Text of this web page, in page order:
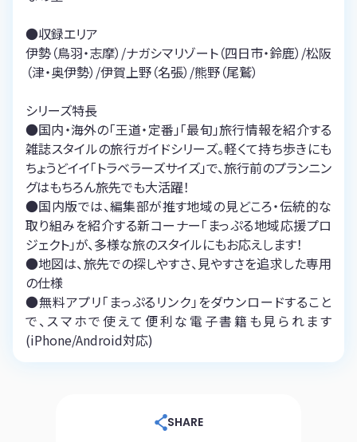
●収録エリア
伊勢（鳥羽・志摩）/ナガシマリゾート（四日市・鈴鹿）/松阪
（津・奥伊勢）/伊賀上野（名張）/熊野（尾鷲）
シリーズ特長
●国内・海外の「王道・定番」「最旬」旅行情報を紹介する
雑誌スタイルの旅行ガイドシリーズ。軽くて持ち歩きにも
ちょうどイイ「トラベラーズサイズ」で、旅行前のプランニン
グはもちろん旅先でも大活躍！
●国内版では、編集部が推す地域の見どころ・伝統的な
取り組みを紹介する新コーナー「まっぷる地域応援プロ
ジェクト」が、多様な旅のスタイルにもお応えします！
●地図は、旅先での探しやすさ、見やすさを追求した専用
の仕様
●無料アプリ「まっぷるリンク」をダウンロードすること
で、スマホで使えて便利な電子書籍も見られます
(iPhone/Android対応)
SHARE